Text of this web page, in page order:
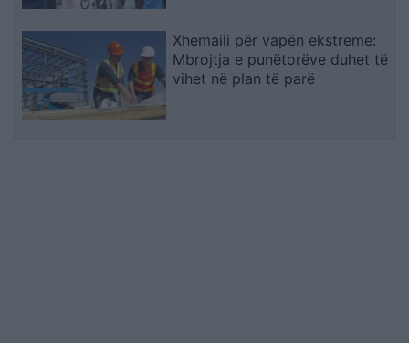
Xhemaili për vapën ekstreme:
Mbrojtja e punëtorëve duhet të
vihet në plan të parë